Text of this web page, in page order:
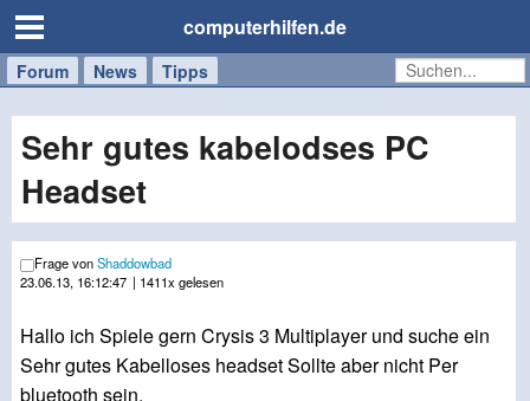
computerhilfen.de
Forum News Tipps
Handy
Tablet
Windows
Mac
Sehr gutes kabelodses PC
Headset
Frage vonShaddowbad
23.06.13, 16:12:47 | 1411x gelesen
Hallo ich Spiele gern Crysis 3 Multiplayer und suche ein
Sehr gutes Kabelloses headset Sollte aber nicht Per
bluetooth sein.